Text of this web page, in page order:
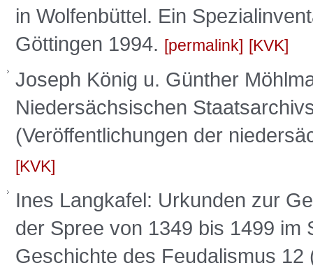
in Wolfenbüttel. Ein
Göttingen 1994.
permalink KVK
Joseph König u. Günther
Niedersächsischen
(Veröffentlichungen der
KVK
Ines Langkafel: Urkunden zur
der Spree von 1349 bis 1499
Geschichte des Feudalismus